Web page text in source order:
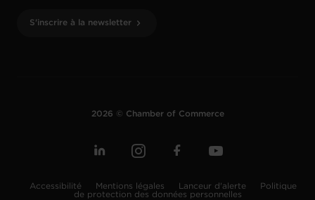
S'inscrire à la newsletter
2026 © Chamber of Commerce
Accessibilité Mentions légales Lanceur d'alerte
Politique
de protection des données personnelles